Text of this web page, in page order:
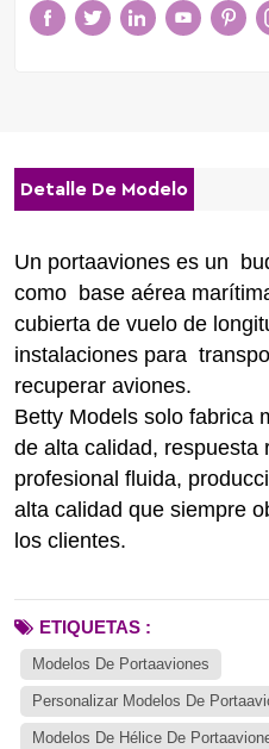
Detalle De Modelo
Un portaaviones es un
como base aérea
cubierta de vuelo de
instalaciones para
recuperar aviones.
Betty Models solo fabrica
de alta calidad, respuesta
profesional fluida,
alta calidad que siempre
los clientes.
ETIQUETAS :
Modelos De Portaaviones
Personalizar Modelos De
Modelos De Hélice De